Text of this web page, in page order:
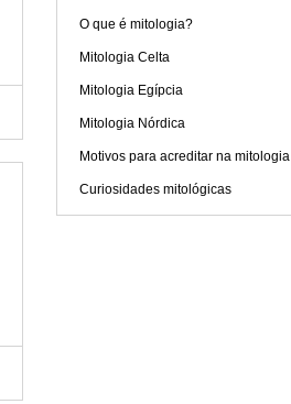
O que é mitologia?
Mitologia Celta
Mitologia Egípcia
Mitologia Nórdica
Motivos para acreditar na mitologia
Curiosidades mitológicas